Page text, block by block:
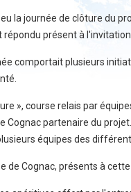
la journée de clôture du
présent à l'invitation.
comportait plusieurs
», course relais par
Cognac partenaire du
équipes des
de Cognac, présents à